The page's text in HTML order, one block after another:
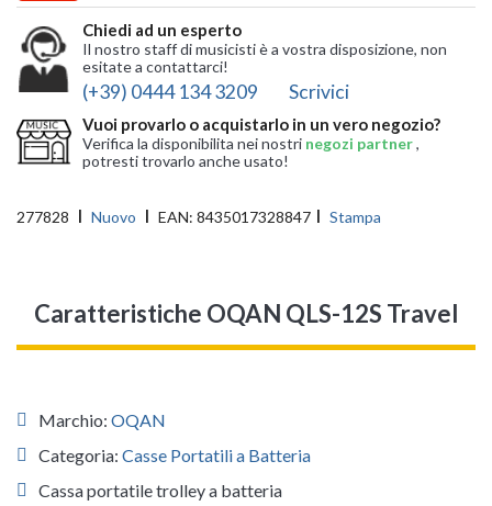
Chiedi ad un esperto
Il nostro staff di musicisti è a vostra disposizione, non
esitate a contattarci!
(+39) 0444 134 3209 Scrivici
Vuoi provarlo o acquistarlo in un vero negozio?
Verifica la disponibilita nei nostri negozi partner,
potresti trovarlo anche usato!
277828 Nuovo EAN: 8435017328847 Stampa
Caratteristiche OQAN QLS-12S Travel
Marchio: OQAN
Categoria: Casse Portatili a Batteria
Cassa portatile trolley a batteria